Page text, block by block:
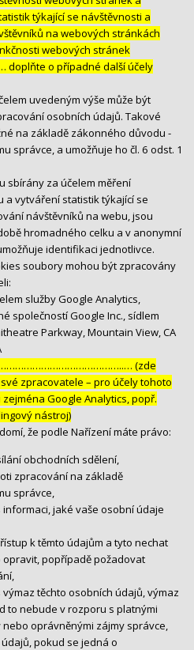
týkající se návštěvnosti a
na webových stránkách
webových stránek
o případné další účely
uvedeným výše může být
osobních údajů. Takové
na základě zákonného důvodu -
správce, a umožňuje ho čl. 6 odst. 1
sbírány za účelem měření
a vytváření statistik týkající se
návštěvníků na webu, jsou
hromadného celku a v anonymní
identifikaci jednotlivce.
soubory mohou být zpracovány
služby Google Analytics,
společností Google Inc., sídlem
Parkway, Mountain View, CA
(zde
zpracovatele – pro účely tohoto
Google Analytics, popř.
nástroj)
že podle Nařízení máte právo:
obchodních sdělení,
zpracování na základě
správce,
jaké vaše osobní údaje
k těmto údajům a tyto nechat
popřípadě požadovat
těchto osobních údajů, výmaz
to nebude v rozporu s platnými
oprávněnými zájmy správce,
pokud se jedná o